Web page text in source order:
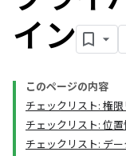
イン
このページの内容
チェックリスト: 権
チェックリスト: 位
チェックリスト: デ